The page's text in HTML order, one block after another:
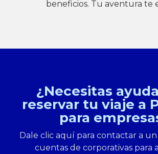
beneficios. Tu aventura te
¿Necesitas
reservar tu viaje a
para
Dale clic aquí para contactar a
cuentas de corporativas para